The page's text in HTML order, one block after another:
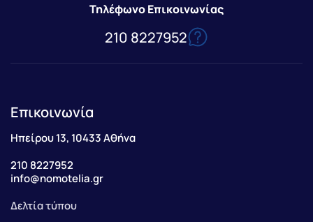
Τηλέφωνο Επικοινωνίας
210 8227952
Επικοινωνία
Ηπείρου 13, 10433 Αθήνα
210 8227952
info@nomotelia.gr
Δελτία τύπου